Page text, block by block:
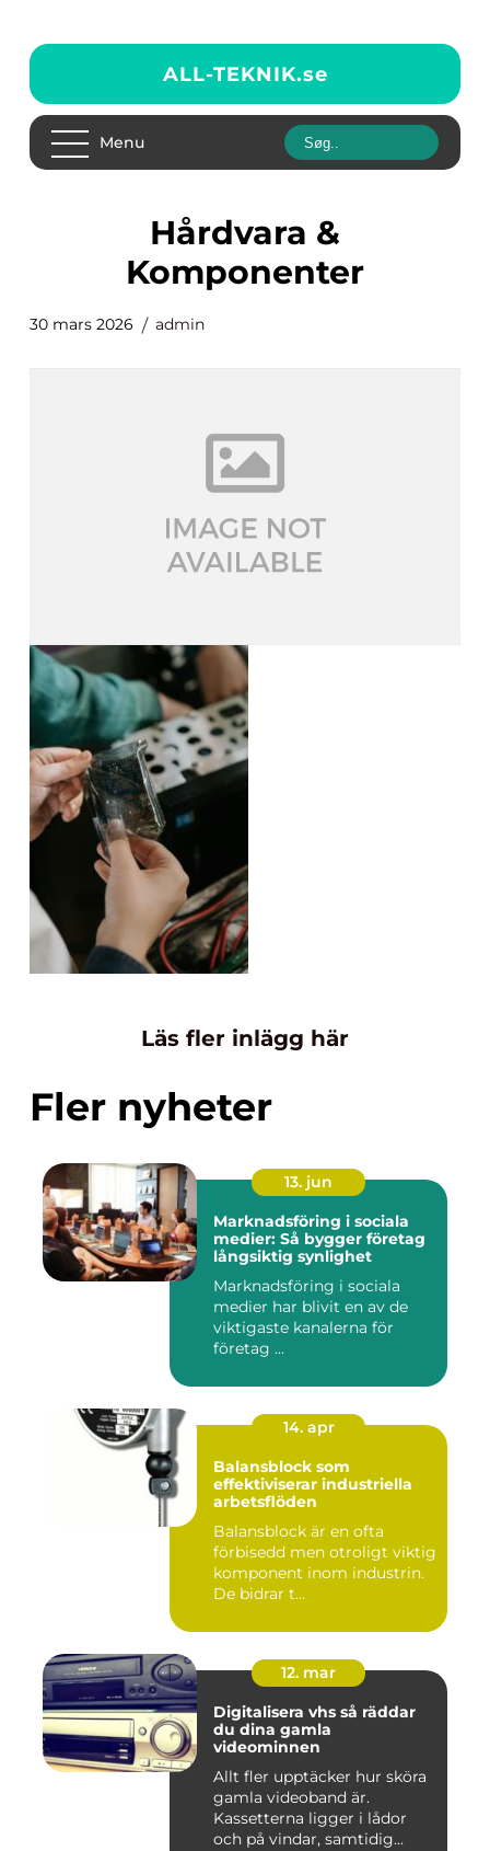
ALL-TEKNIK.se
Menu
Hårdvara &
Komponenter
30 mars 2026 admin
Läs fler inlägg här
Fler nyheter
13. jun
Marknadsföring i sociala
medier: Så bygger företag
långsiktig synlighet
Marknadsföring i sociala
medier har blivit en av de
viktigaste kanalerna för
företag ...
14. apr
Balansblock som
effektiviserar industriella
arbetsflöden
Balansblock är en ofta
förbisedd men otroligt viktig
komponent inom industrin.
De bidrar t...
12. mar
Digitalisera vhs så räddar
du dina gamla
videominnen
Allt fler upptäcker hur sköra
gamla videoband är.
Kassetterna ligger i lådor
och på vindar, samtidig...